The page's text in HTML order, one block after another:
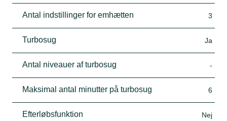
Antal indstillinger for emhætten 3
Turbosug Ja
Antal niveauer af turbosug -
Maksimal antal minutter på turbosug 6
Efterløbsfunktion Nej